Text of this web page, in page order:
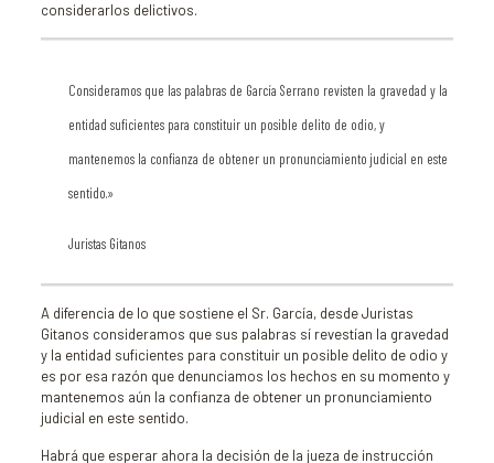
considerarlos delictivos.
Consideramos que las palabras de García Serrano revisten la gravedad y la
entidad suficientes para constituir un posible delito de odio, y
mantenemos la confianza de obtener un pronunciamiento judicial en este
sentido.»
Juristas Gitanos
A diferencia de lo que sostiene el Sr. García, desde Juristas
Gitanos consideramos que sus palabras sí revestían la gravedad
y la entidad suficientes para constituir un posible delito de odio y
es por esa razón que denunciamos los hechos en su momento y
mantenemos aún la confianza de obtener un pronunciamiento
judicial en este sentido.
Habrá que esperar ahora la decisión de la jueza de instrucción